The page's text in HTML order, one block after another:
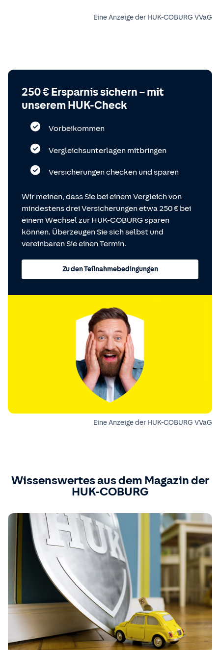
Eine Anzeige der HUK-COBURG VVaG
250 € Ersparnis sichern – mit
unserem HUK-Check
Vorbeikommen
Vergleichsunterlagen mitbringen
Versicherungen checken und sparen
Wir meinen, dass Sie bei einem Vergleich von
mindestens drei Versicherungen etwa 250 € bei
einem Wechsel zur HUK-COBURG sparen
können. Überzeugen Sie sich selbst und
vereinbaren Sie einen Termin.
Zu den Teilnahmebedingungen
Eine Anzeige der HUK-COBURG VVaG
Wissenswertes aus dem Magazin der
HUK-COBURG